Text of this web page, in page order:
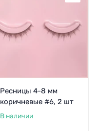
Ресницы 4-8 мм
коричневые #6, 2 шт
В наличии